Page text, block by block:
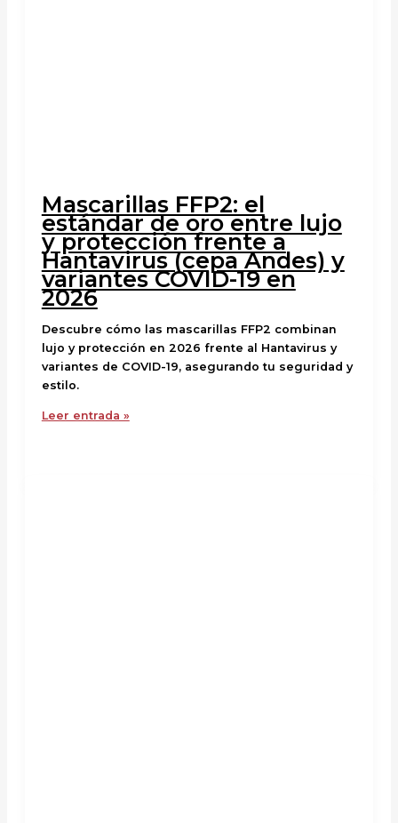
Mascarillas FFP2: el
estándar de oro entre lujo
y protección frente a
Hantavirus (cepa Andes) y
variantes COVID-19 en
2026
Descubre cómo las mascarillas FFP2 combinan
lujo y protección en 2026 frente al Hantavirus y
variantes de COVID-19, asegurando tu seguridad y
estilo.
Leer entrada »